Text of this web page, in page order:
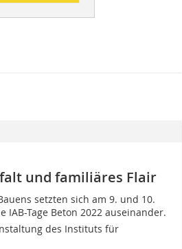
und familiäres Flair
setzten sich am 9. und 10.
Tage Beton 2022 auseinander.
des Instituts für